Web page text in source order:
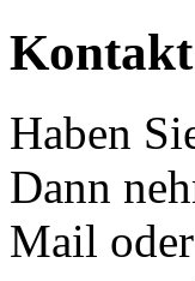
Haben
Dann
Mail